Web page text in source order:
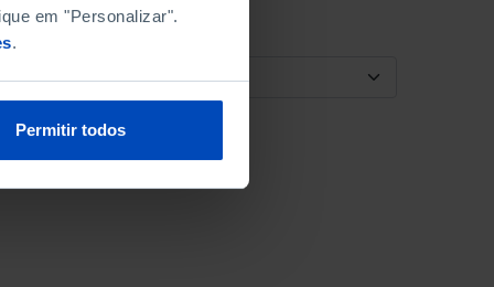
em "Personalizar".
.
Permitir todos
ORDENAR POR